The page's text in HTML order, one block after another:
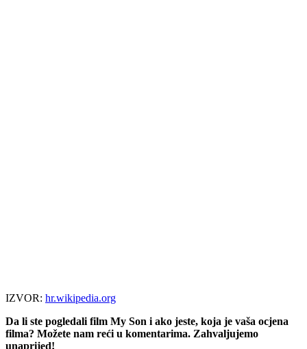
IZVOR: hr.wikipedia.org
Da li ste pogledali film My Son i ako jeste, koja je vaša ocjena
filma? Možete nam reći u komentarima. Zahvaljujemo
unaprijed!